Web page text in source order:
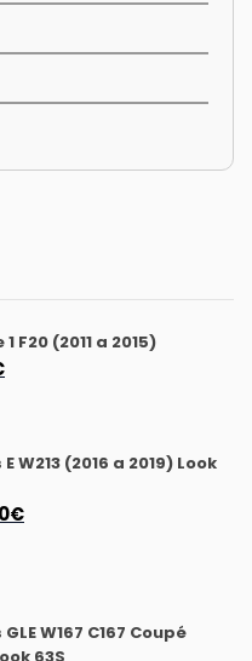
F20 (2011 a 2015)
O
é:W213 (2016 a 2019) Look
€O
1.040,00€.
W167 C167 Coupé